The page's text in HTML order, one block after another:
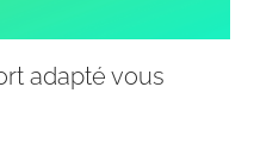
adapté vous